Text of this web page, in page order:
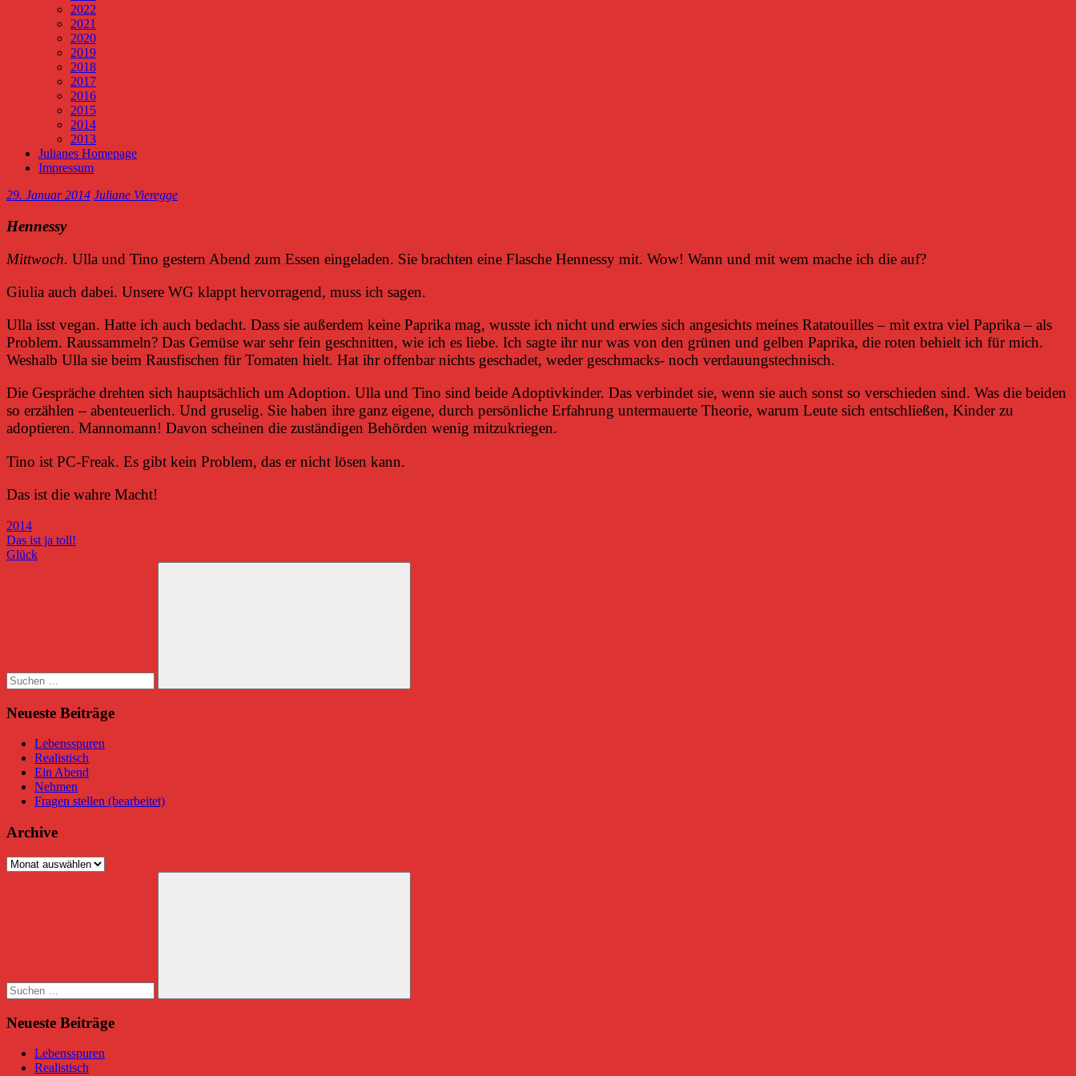
2022
2021
2020
2019
2018
2017
2016
2015
2014
2013
Julianes Homepage
Impressum
29. Januar 2014 Juliane Vieregge
Hennessy
Mittwoch. Ulla und Tino gestern Abend zum Essen eingeladen. Sie brachten eine Flasche Hennessy mit. Wow! Wann und mit wem mache ich die auf?
Giulia auch dabei. Unsere WG klappt hervorragend, muss ich sagen.
Ulla isst vegan. Hatte ich auch bedacht. Dass sie außerdem keine Paprika mag, wusste ich nicht und erwies sich angesichts meines Ratatouilles – mit extra viel Paprika – als
Problem. Raussammeln? Das Gemüse war sehr fein geschnitten, wie ich es liebe. Ich sagte ihr nur was von den grünen und gelben Paprika, die roten behielt ich für mich.
Weshalb Ulla sie beim Rausfischen für Tomaten hielt. Hat ihr offenbar nichts geschadet, weder geschmacks- noch verdauungstechnisch.
Die Gespräche drehten sich hauptsächlich um Adoption. Ulla und Tino sind beide Adoptivkinder. Das verbindet sie, wenn sie auch sonst so verschieden sind. Was die beiden
so erzählen – abenteuerlich. Und gruselig. Sie haben ihre ganz eigene, durch persönliche Erfahrung untermauerte Theorie, warum Leute sich entschließen, Kinder zu
adoptieren. Mannomann! Davon scheinen die zuständigen Behörden wenig mitzukriegen.
Tino ist PC-Freak. Es gibt kein Problem, das er nicht lösen kann.
Das ist die wahre Macht!
2014
Beitragsnavigation
Vorheriger
Beitrag:
Das ist ja toll!
Nächster
Glück
Suchen
Neueste Beiträge
Lebensspuren
Realistisch
Ein Abend
Nehmen
Fragen stellen (bearbeitet)
Archive
Archive
Suchen
Neueste Beiträge
Lebensspuren
Realistisch